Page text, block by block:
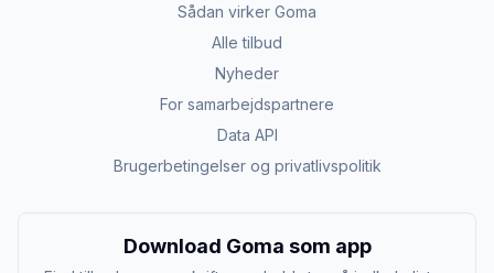
Sådan virker Goma
Alle tilbud
Nyheder
For samarbejdspartnere
Data API
Brugerbetingelser og privatlivspolitik
Download Goma som app